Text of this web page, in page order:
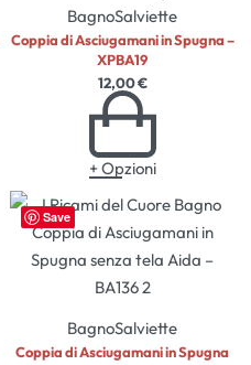
BagnoSalviette
Coppia di Asciugamani in Spugna –
XPBA19
12,00€
+ Opzioni
Save
BagnoSalviette
Coppia di Asciugamani in Spugna